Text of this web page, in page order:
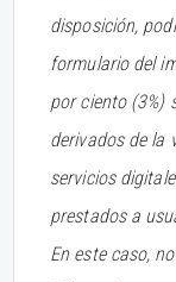
disposición,
formulario del
por ciento (3%)
derivados de la
servicios
prestados a
En este caso,